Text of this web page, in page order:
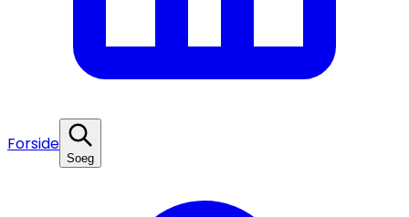
Forside
Soeg